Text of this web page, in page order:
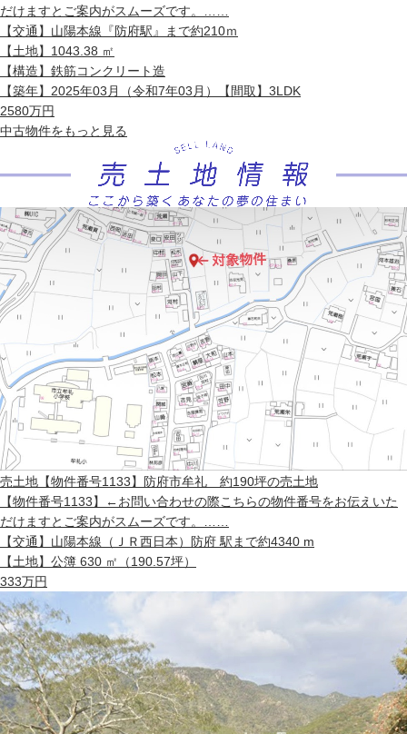
だけますとご案内がスムーズです。……
【交通】 山陽本線『防府駅』まで約210ｍ
【土地】 1043.38 ㎡
【構造】 鉄筋コンクリート造
【築年】 2025年03月（令和7年03月） 【間取】 3LDK
2580万円
中古物件をもっと見る
売土地 【物件番号1133】防府市牟礼 約190坪の売土地
【物件番号1133】←お問い合わせの際こちらの物件番号をお伝えいた
だけますとご案内がスムーズです。……
【交通】 山陽本線（ＪＲ西日本）防府 駅まで約4340 m
【土地】 公簿 630 ㎡（190.57坪）
333万円